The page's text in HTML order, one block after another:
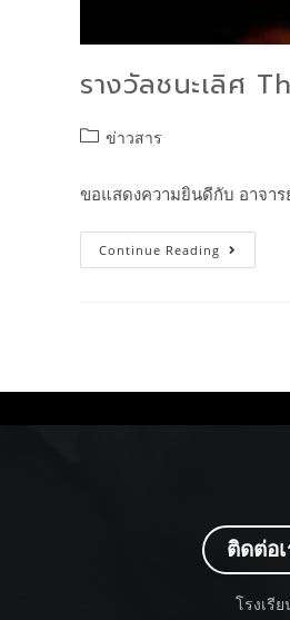
รางวัลชนะเลิศ
ข่าวสาร
ขอแสดงความยินดีกับ อาจาร
Continue Reading
ติดต่อ
โรงเรี